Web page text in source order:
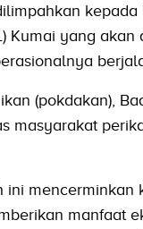
kepada
Kumai yang
(pokdakan),
masyarakat
mencerminkan
manfaat